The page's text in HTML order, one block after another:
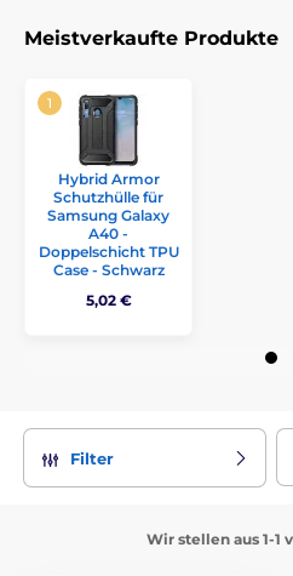
Meistverkaufte Produkte
Hybrid Armor
Schutzhülle für
Samsung Galaxy
A40 -
Doppelschicht TPU
Case - Schwarz
5,02 €
Filter
Wir stellen aus 1-1